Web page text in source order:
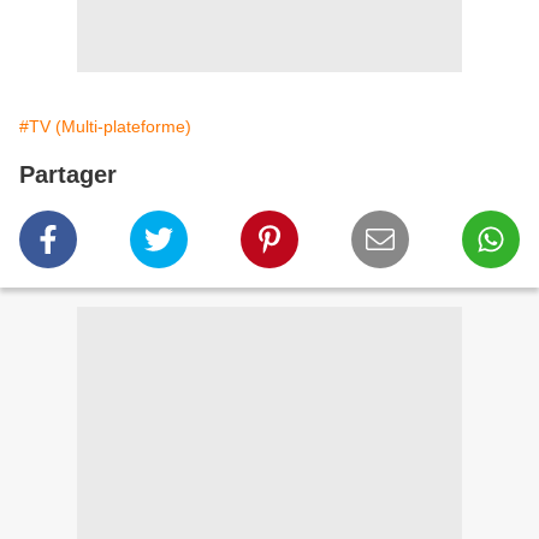
#TV (Multi-plateforme)
Partager